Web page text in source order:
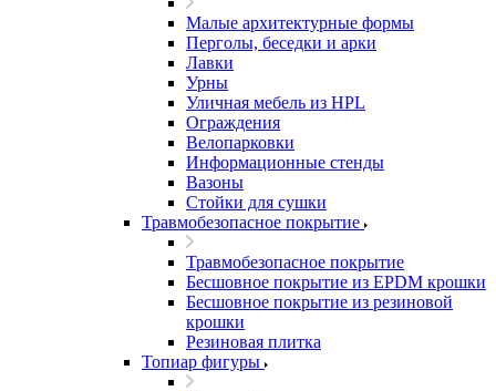
Малые архитектурные формы
Перголы, беседки и арки
Лавки
Урны
Уличная мебель из HPL
Ограждения
Велопарковки
Информационные стенды
Вазоны
Стойки для сушки
Травмобезопасное покрытие
Травмобезопасное покрытие
Бесшовное покрытие из EPDM крошки
Бесшовное покрытие из резиновой
крошки
Резиновая плитка
Топиар фигуры